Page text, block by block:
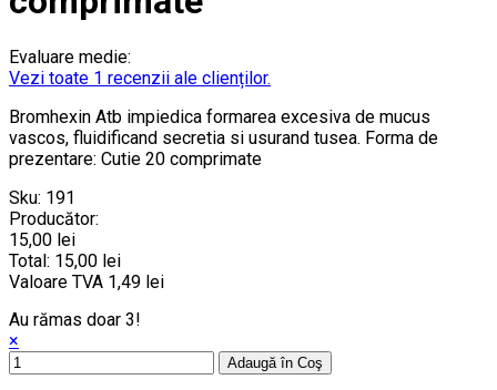
Evaluare medie:
Vezi toate 1 recenzii ale clienților.
Bromhexin Atb impiedica formarea excesiva de mucus
vascos, fluidificand secretia si usurand tusea. Forma de
prezentare: Cutie 20 comprimate
Sku: 191
Producător:
15,00 lei
Total: 15,00 lei
Valoare TVA 1,49 lei
Au rămas doar 3!
×
Adaugă în Coş